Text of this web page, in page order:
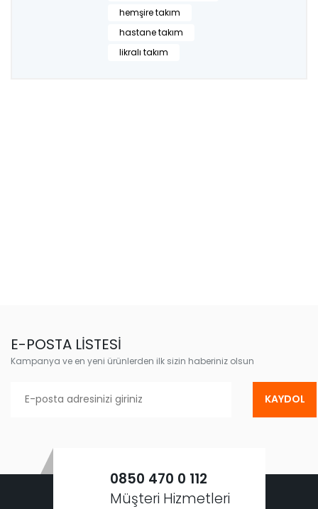
hemşire takım
hastane takım
likralı takım
E-POSTA LİSTESİ
Kampanya ve en yeni ürünlerden ilk sizin haberiniz olsun
KAYDOL
0850 470 0 112
Müşteri Hizmetleri